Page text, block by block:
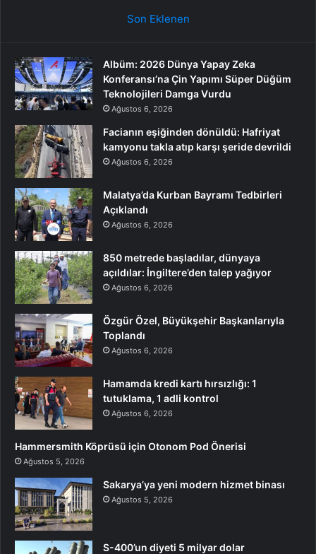
Son Eklenen
Albüm: 2026 Dünya Yapay Zeka
Konferansı’na Çin Yapımı Süper Düğüm
Teknolojileri Damga Vurdu
Ağustos 6, 2026
Facianın eşiğinden dönüldü: Hafriyat
kamyonu takla atıp karşı şeride devrildi
Ağustos 6, 2026
Malatya’da Kurban Bayramı Tedbirleri
Açıklandı
Ağustos 6, 2026
850 metrede başladılar, dünyaya
açıldılar: İngiltere’den talep yağıyor
Ağustos 6, 2026
Özgür Özel, Büyükşehir Başkanlarıyla
Toplandı
Ağustos 6, 2026
Hamamda kredi kartı hırsızlığı: 1
tutuklama, 1 adli kontrol
Ağustos 6, 2026
Hammersmith Köprüsü için Otonom Pod Önerisi
Ağustos 5, 2026
Sakarya’ya yeni modern hizmet binası
Ağustos 5, 2026
S-400’un diyeti 5 milyar dolar